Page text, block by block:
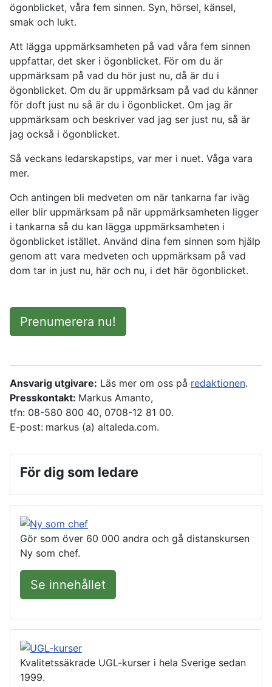
ögonblicket, våra fem sinnen. Syn, hörsel, känsel,
smak och lukt.
Att lägga uppmärksamheten på vad våra fem sinnen
uppfattar, det sker i ögonblicket. För om du är
uppmärksam på vad du hör just nu, då är du i
ögonblicket. Om du är uppmärksam på vad du känner
för doft just nu så är du i ögonblicket. Om jag är
uppmärksam och beskriver vad jag ser just nu, så är
jag också i ögonblicket.
Så veckans ledarskapstips, var mer i nuet. Våga vara
mer.
Och antingen bli medveten om när tankarna far iväg
eller blir uppmärksam på när uppmärksamheten ligger
i tankarna så du kan lägga uppmärksamheten i
ögonblicket istället. Använd dina fem sinnen som hjälp
genom att vara medveten och uppmärksam på vad
dom tar in just nu, här och nu, i det här ögonblicket.
Prenumerera nu!
Ansvarig utgivare: Läs mer om oss på redaktionen.
Presskontakt: Markus Amanto,
tfn: 08-580 800 40, 0708-12 81 00.
E-post: markus (a) altaleda.com.
För dig som ledare
Gör som över 60 000 andra och gå distanskursen
Ny som chef.
Se innehållet
Kvalitetssäkrade UGL-kurser i hela Sverige sedan
1999.